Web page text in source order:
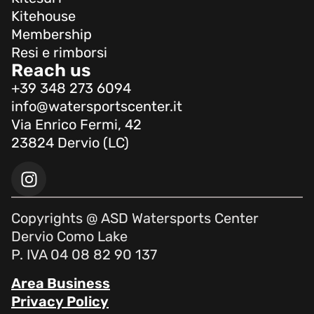
Kitehouse
Membership
Resi e rimborsi
Reach us
+39 348 273 6094
info@watersportscenter.it
Via Enrico Fermi, 42
23824 Dervio (LC)
Copyrights @ ASD Watersports Center
Dervio Como Lake
P. IVA 04 08 82 90 137
Area Business
Privacy Policy